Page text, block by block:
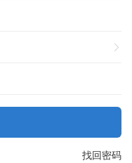
找回密码